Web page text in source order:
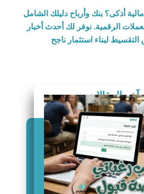
أذكى؟ بنك وأرباح دليلك الشامل
الرقمية. نوفر لك أحدث أخبار
لبناء استثمار ناجح
آخر المقالات